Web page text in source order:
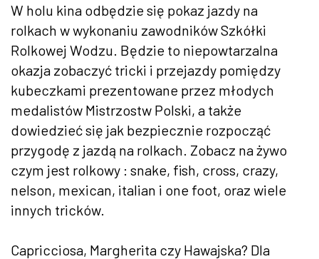
W holu kina odbędzie się pokaz jazdy na
rolkach w wykonaniu zawodników Szkółki
Rolkowej Wodzu. Będzie to niepowtarzalna
okazja zobaczyć tricki i przejazdy pomiędzy
kubeczkami prezentowane przez młodych
medalistów Mistrzostw Polski, a także
dowiedzieć się jak bezpiecznie rozpocząć
przygodę z jazdą na rolkach. Zobacz na żywo
czym jest rolkowy : snake, fish, cross, crazy,
nelson, mexican, italian i one foot, oraz wiele
innych tricków.
Capricciosa, Margherita czy Hawajska? Dla